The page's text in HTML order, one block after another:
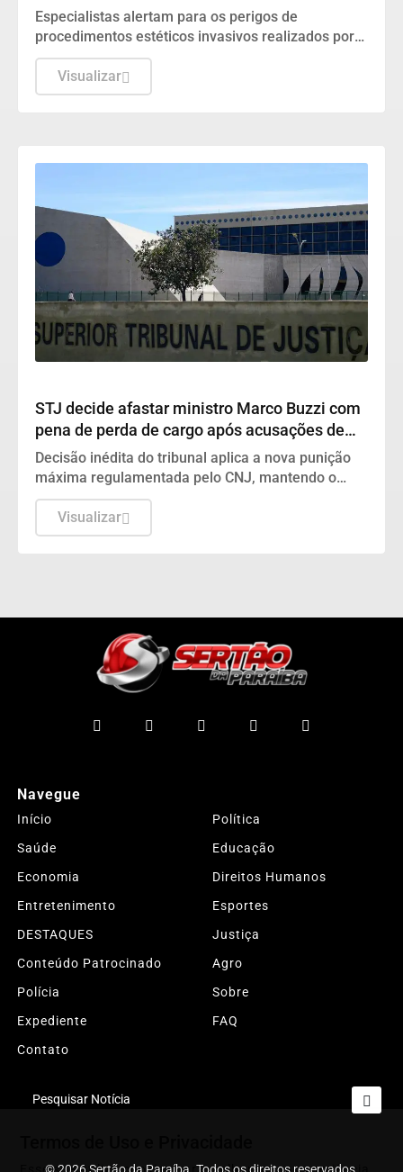
Especialistas alertam para os perigos de
procedimentos estéticos invasivos realizados por
falsos profissionais e cobram denúncias da
população.
Visualizar
STJ decide afastar ministro Marco Buzzi com
pena de perda de cargo após acusações de
crimes sexuais
Decisão inédita do tribunal aplica a nova punição
máxima regulamentada pelo CNJ, mantendo o
magistrado fora das funções e com rendimentos
proporcionais.
Visualizar
Navegue
Início
Política
Saúde
Educação
Economia
Direitos Humanos
Entretenimento
Esportes
DESTAQUES
Justiça
Conteúdo Patrocinado
Agro
Polícia
Sobre
Expediente
FAQ
Contato
Pesquisar Notícia